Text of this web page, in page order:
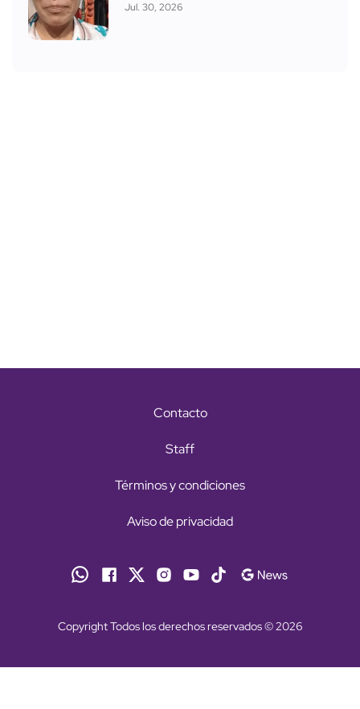
Jul. 30, 2026
Contacto
Staff
Términos y condiciones
Aviso de privacidad
Copyright Todos los derechos reservados © 2026